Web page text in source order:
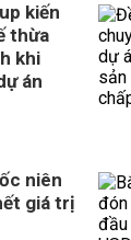
kiến
thừa
khi
án
niên
giá trị